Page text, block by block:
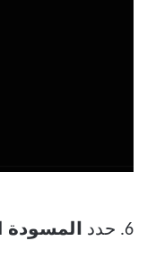
6. حدد المسودة